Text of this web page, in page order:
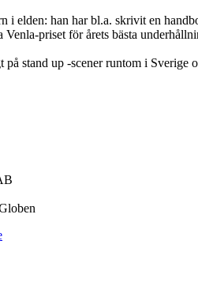
i elden: han har bl.a. skrivit en
priset för årets bästa
stand up -scener runtom i Sverige